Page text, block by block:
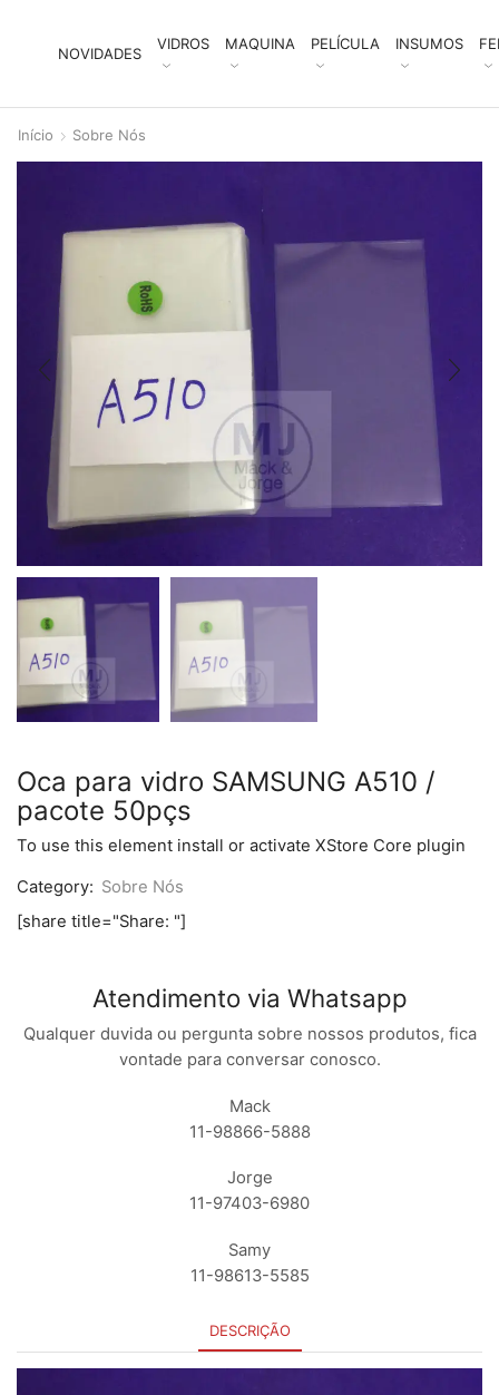
NOVIDADES
VIDROS MAQUINA PELÍCULA INSUMOS
Início Sobre Nós
Oca para vidro SAMSUNG A510 /
pacote 50pçs
To use this element install or activate XStore Core plugin
Category: Sobre Nós
[share title="Share: "]
Atendimento via Whatsapp
Qualquer duvida ou pergunta sobre nossos produtos, fica
vontade para conversar conosco.
Mack
11-98866-5888
Jorge
11-97403-6980
Samy
11-98613-5585
DESCRIÇÃO